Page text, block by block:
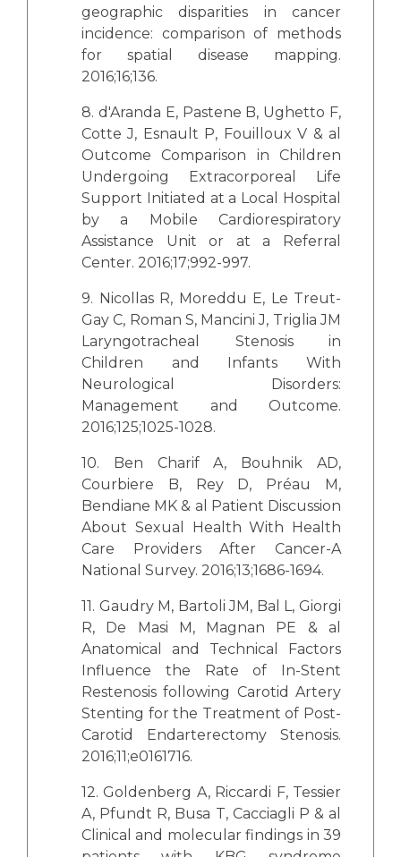
geographic disparities in cancer
incidence: comparison of methods
for spatial disease mapping.
2016;16;136.
8. d'Aranda E, Pastene B, Ughetto F,
Cotte J, Esnault P, Fouilloux V & al
Outcome Comparison in Children
Undergoing Extracorporeal Life
Support Initiated at a Local Hospital
by a Mobile Cardiorespiratory
Assistance Unit or at a Referral
Center. 2016;17;992-997.
9. Nicollas R, Moreddu E, Le Treut-
Gay C, Roman S, Mancini J, Triglia JM
Laryngotracheal Stenosis in
Children and Infants With
Neurological Disorders:
Management and Outcome.
2016;125;1025-1028.
10. Ben Charif A, Bouhnik AD,
Courbiere B, Rey D, Préau M,
Bendiane MK & al Patient Discussion
About Sexual Health With Health
Care Providers After Cancer-A
National Survey. 2016;13;1686-1694.
11. Gaudry M, Bartoli JM, Bal L, Giorgi
R, De Masi M, Magnan PE & al
Anatomical and Technical Factors
Influence the Rate of In-Stent
Restenosis following Carotid Artery
Stenting for the Treatment of Post-
Carotid Endarterectomy Stenosis.
2016;11;e0161716.
12. Goldenberg A, Riccardi F, Tessier
A, Pfundt R, Busa T, Cacciagli P & al
Clinical and molecular findings in 39